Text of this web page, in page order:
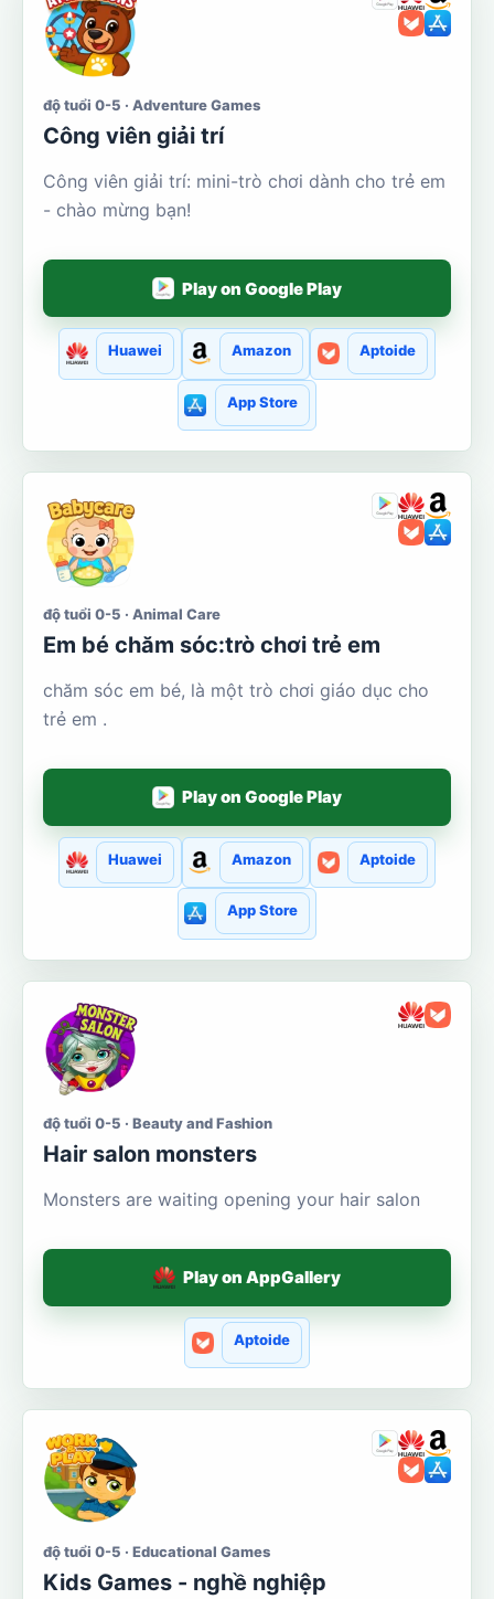
độ tuổi 0-5 · Adventure Games
Công viên giải trí
Công viên giải trí: mini-trò chơi dành cho trẻ em
- chào mừng bạn!
Play on Google Play
Huawei Amazon Aptoide
App Store
độ tuổi 0-5 · Animal Care
Em bé chăm sóc:trò chơi trẻ em
chăm sóc em bé, là một trò chơi giáo dục cho
trẻ em .
Play on Google Play
Huawei Amazon Aptoide
App Store
độ tuổi 0-5 · Beauty and Fashion
Hair salon monsters
Monsters are waiting opening your hair salon
Play on AppGallery
Aptoide
độ tuổi 0-5 · Educational Games
Kids Games - nghề nghiệp